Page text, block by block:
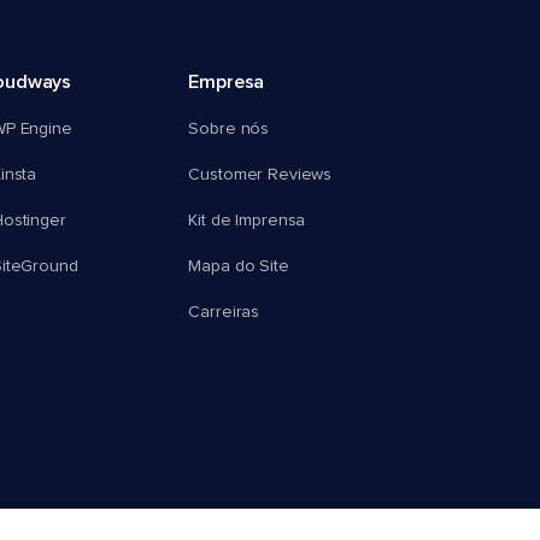
Engine
Empresa
Sobre nós
Customer Reviews
Kit de Imprensa
Mapa do Site
Carreiras